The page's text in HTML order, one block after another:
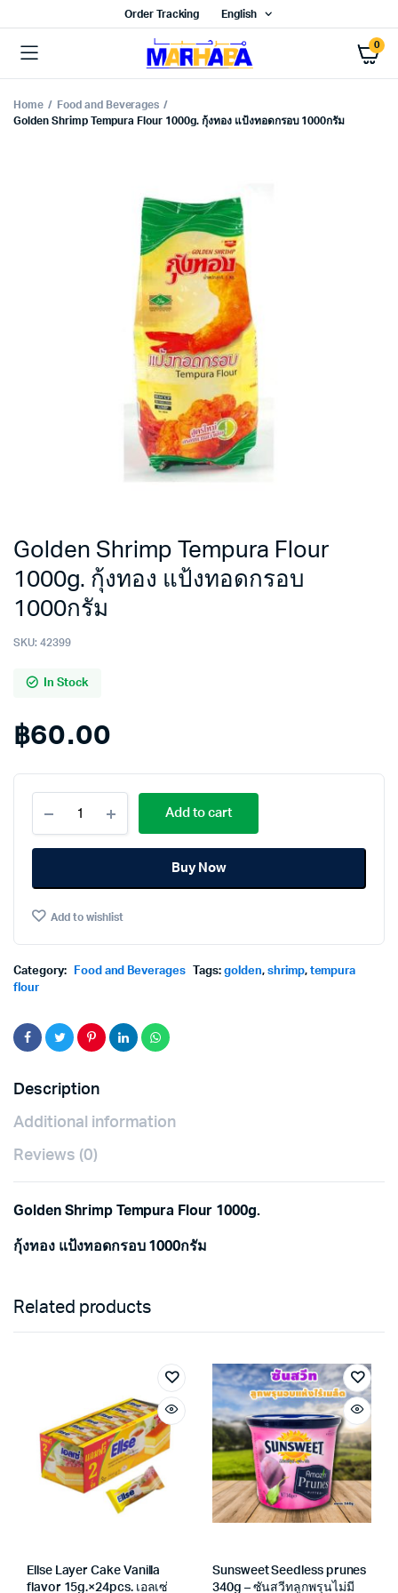
Order Tracking English
0
Home
Food and Beverages
Golden Shrimp Tempura Flour 1000g. กุ้งทอง แป้งทอดกรอบ 1000กรัม
Golden Shrimp Tempura Flour
1000g. กุ้งทอง แป้งทอดกรอบ
1000กรัม
SKU: 42399
In Stock
฿60.00
Shrimp
Tempura
Flour
กุ้ง
แป้ง
1000กรัม
Add to cart
Buy Now
Add to wishlist
Category: Food and Beverages Tags: golden, shrimp, tempura
flour
Description
Additional information
Reviews (0)
Golden Shrimp Tempura Flour 1000g.
กุ้งทอง แป้งทอดกรอบ 1000กรัม
Related products
Ellse Layer Cake Vanilla
flavor 15g.×24pcs. เอลเซ่
Sunsweet Seedless prunes
340g – ซันสวีทลูกพรุนไม่มี